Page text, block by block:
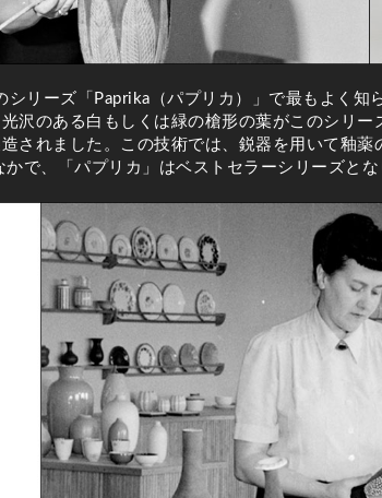
リーズ「Paprika（パプリカ）」で最もよく知
沢のある白もしくは緑の槍形の葉がこのシリ
されました。この技術では、鋭器を用いて釉
で、「パプリカ」はベストセラーシリーズとな